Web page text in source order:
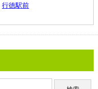
行徳駅前